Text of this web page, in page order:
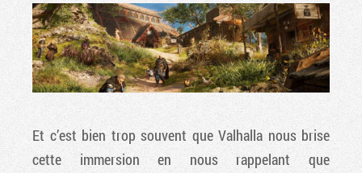
Et c’est bien trop souvent que Valhalla nous brise
cette immersion en nous rappelant que